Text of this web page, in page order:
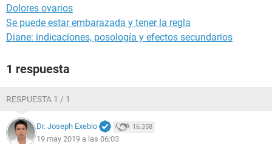
Dolores ovarios
Se puede estar embarazada y tener la regla
Diane: indicaciones, posología y efectos secundarios
1 respuesta
RESPUESTA 1 / 1
Dr. Joseph Exebio 16.358
19 may 2019 a las 06:03